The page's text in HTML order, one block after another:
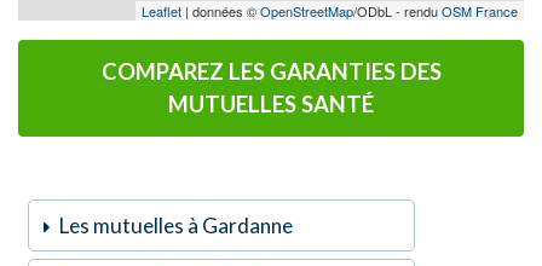
Leaflet | données ©OpenStreetMap/ODbL - renduOSM France
COMPAREZ LES GARANTIES DES
MUTUELLES SANTÉ
Les mutuelles à Gardanne